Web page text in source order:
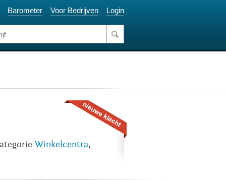
Barometer Voor Bedrijven Login
Winkelcentra,